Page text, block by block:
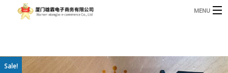
MENU
首页
Sale!